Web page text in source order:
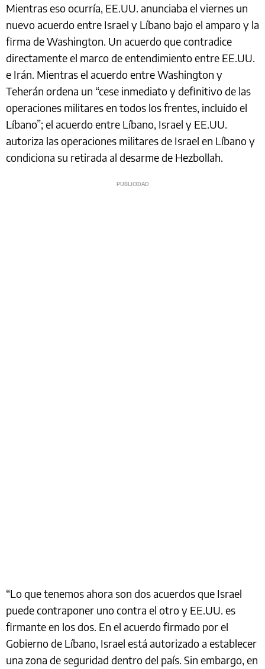
Mientras eso ocurría, EE.UU. anunciaba el viernes un
nuevo acuerdo entre Israel y Líbano bajo el amparo y la
firma de Washington. Un acuerdo que contradice
directamente el marco de entendimiento entre EE.UU.
e Irán. Mientras el acuerdo entre Washington y
Teherán ordena un “cese inmediato y definitivo de las
operaciones militares en todos los frentes, incluido el
Líbano”; el acuerdo entre Líbano, Israel y EE.UU.
autoriza las operaciones militares de Israel en Líbano y
condiciona su retirada al desarme de Hezbollah.
“Lo que tenemos ahora son dos acuerdos que Israel
puede contraponer uno contra el otro y EE.UU. es
firmante en los dos. En el acuerdo firmado por el
Gobierno de Líbano, Israel está autorizado a establecer
una zona de seguridad dentro del país. Sin embargo, en